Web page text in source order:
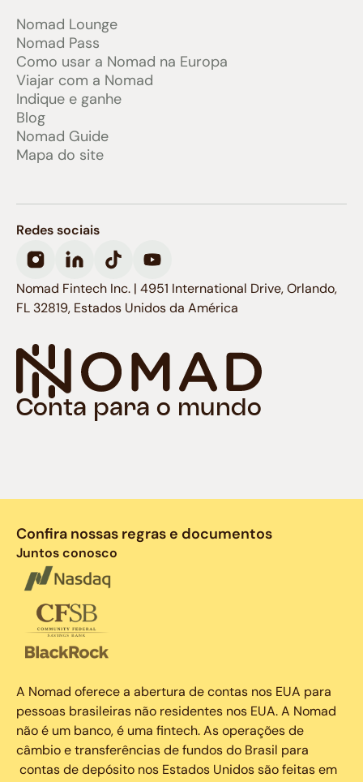
Nomad Lounge
Nomad Pass
Como usar a Nomad na Europa
Viajar com a Nomad
Indique e ganhe
Blog
Nomad Guide
Mapa do site
Conta para o mundo
Redes sociais
Nomad Fintech Inc. | 4951 International Drive, Orlando,
FL 32819, Estados Unidos da América
Confira nossas regras e documentos
Juntos conosco
A Nomad oferece a abertura de contas nos EUA para
pessoas brasileiras não residentes nos EUA. A Nomad
não é um banco, é uma fintech. As operações de
câmbio e transferências de fundos do Brasil para
contas de depósito nos Estados Unidos são feitas em